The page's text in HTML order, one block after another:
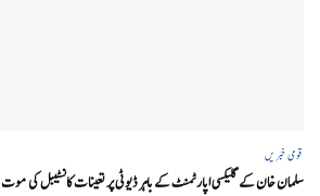
قومی خبریں
سلمان خان کے گلیکسی اپارٹمنٹ کے باہر ڈیوٹی پر تعینات کانسٹیبل کی موت